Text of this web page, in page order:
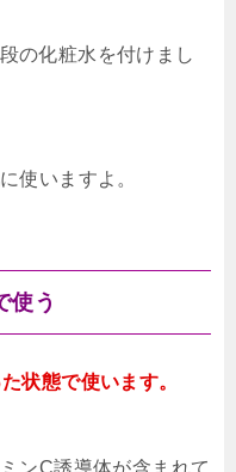
の化粧水を付けまし
使いますよ。
使う
状態で使います。